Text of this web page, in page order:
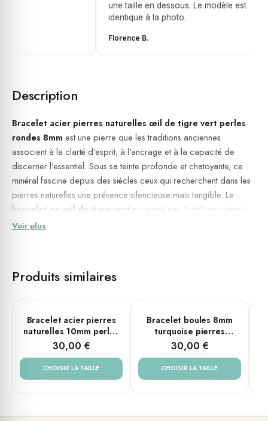
une taille en dessous. Le modèle est
identique à la photo.
Florence B.
Description
Bracelet acier pierres naturelles œil de tigre vert perles
rondes 8mm est une pierre que les traditions anciennes
associent à la clarté d'esprit, à l'ancrage et à la capacité de
discerner l'essentiel. Sous sa teinte profonde et chatoyante, ce
minéral fascine depuis des siècles ceux qui recherchent dans les
pierres naturelles une présence silencieuse mais tangible. Le
bracelet en œil de tigre vert proposé par SixtyStones réunit
cette symbolique forte et une réalisation
Ancre et clarté : l'œil de tigre vert invite à voir avec lucidité et à
💎 Matières & dimensions
Pierre naturelle : œil de tigre vert
Diamètre des perles : 8 mm
Matière : acier et pierre naturelle
cm)
Voir plus
Produits similaires
PLUSIEURS TAILLES
Bracelet acier pierres
naturelles 10mm perles
rondes agate noir
30,00 €
CHOISIR LA TAILLE
PLUSIEURS TAILLES
Bracelet boules 8mm
turquoise pierres
naturelles croix rock
30,00 €
CHOISIR LA TAILLE